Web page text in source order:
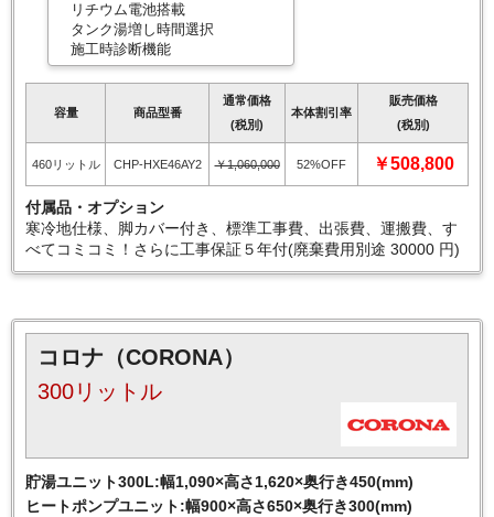
リチウム電池搭載
タンク湯増し時間選択
施工時診断機能
容量 商品型番
通常価格
(税別)
本体割引率
販売価格
(税別)
460リットル CHP-HXE46AY2 ￥1,060,000 52%OFF ￥508,800
付属品・オプション
寒冷地仕様、脚カバー付き、標準工事費、出張費、運搬費、す
べてコミコミ！さらに工事保証５年付(廃棄費用別途 30000 円)
コロナ（CORONA）
300リットル
貯湯ユニット300L:幅1,090×高さ1,620×奥行き450(mm)
ヒートポンプユニット:幅900×高さ650×奥行き300(mm)